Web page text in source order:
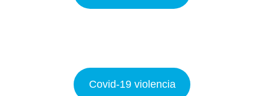
Covid-19 violencia